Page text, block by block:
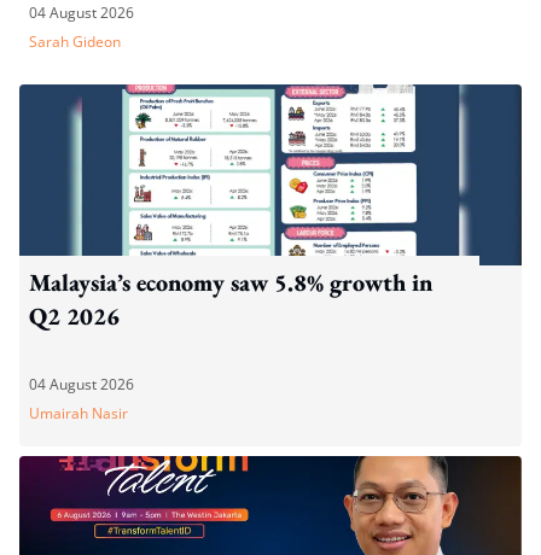
04 August 2026
Sarah Gideon
Malaysia’s economy saw 5.8% growth in
Q2 2026
04 August 2026
Umairah Nasir